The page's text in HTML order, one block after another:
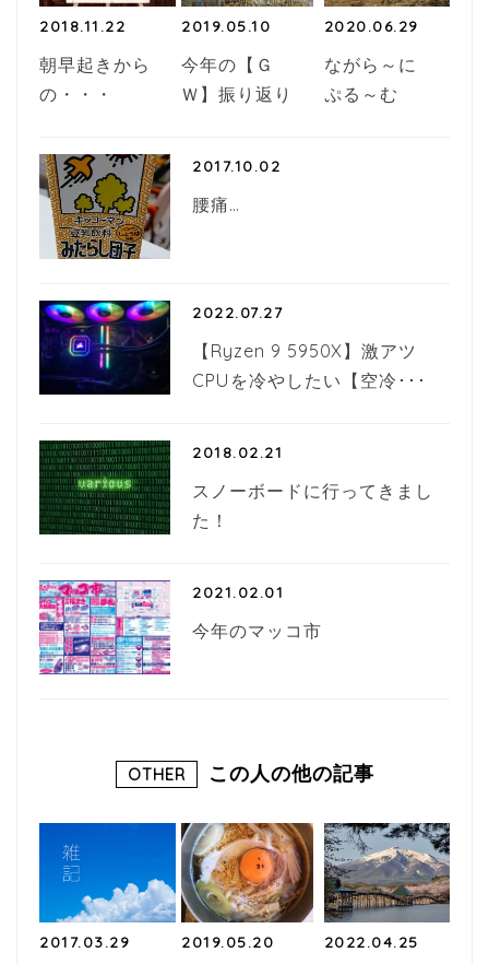
2018.11.22
朝早起きから
の・・・
2019.05.10
今年の【Ｇ
Ｗ】振り返り
2020.06.29
ながら～に
ぷる～む
2017.10.02
腰痛…
2022.07.27
【Ryzen 9 5950X】激アツ
CPUを冷やしたい【空冷･･･
2018.02.21
スノーボードに行ってきまし
た！
2021.02.01
今年のマッコ市
OTHER この人の他の記事
2017.03.29 2019.05.20 2022.04.25